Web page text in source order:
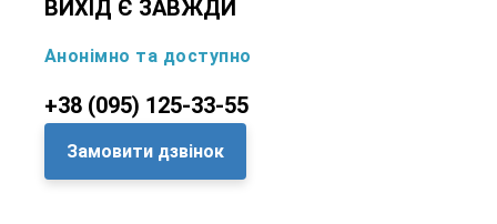
ВИХIД Є ЗАВЖДИ
Анонімно та доступно
+38 (095) 125-33-55
Замовити дзвінок